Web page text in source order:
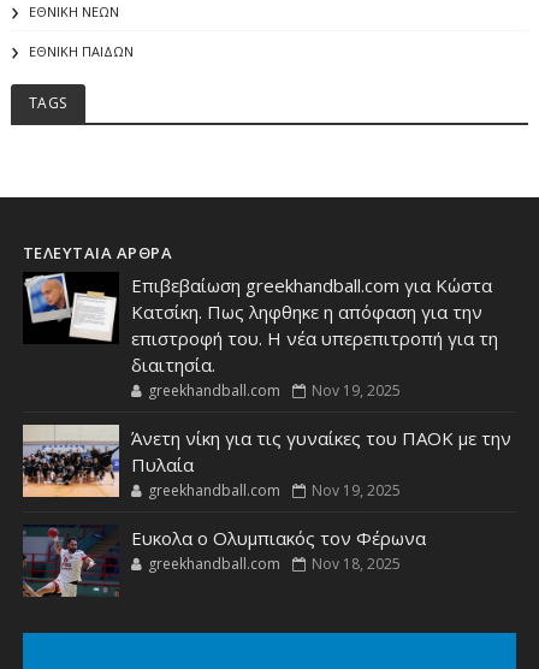
ΕΘΝΙΚΗ ΝΕΩΝ
ΕΘΝΙΚΗ ΠΑΙΔΩΝ
TAGS
ΤΕΛΕΥΤΑΙΑ ΑΡΘΡΑ
Επιβεβαίωση greekhandball.com για Κώστα
Κατσίκη. Πως ληφθηκε η απόφαση για την
επιστροφή του. Η νέα υπερεπιτροπή για τη
διαιτησία.
greekhandball.com Nov 19, 2025
Άνετη νίκη για τις γυναίκες του ΠΑΟΚ με την
Πυλαία
greekhandball.com Nov 19, 2025
Ευκολα ο Ολυμπιακός τον Φέρωνα
greekhandball.com Nov 18, 2025